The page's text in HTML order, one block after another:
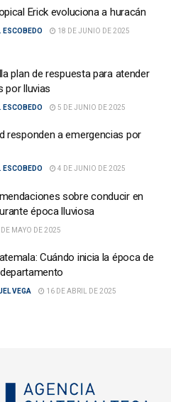
Erick evoluciona a huracán
ESCOBEDO 18 DE JUNIO DE 2025
plan de respuesta para atender
por lluvias
ESCOBEDO 5 DE JUNIO DE 2025
responden a emergencias por
ESCOBEDO 4 DE JUNIO DE 2025
sobre conducir en
época lluviosa
MAYO DE 2025
Cuándo inicia la época de
VEGA 16 DE ABRIL DE 2025